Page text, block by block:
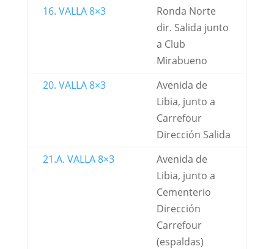
16. VALLA 8×3
Ronda Norte
dir. Salida junto
a Club
Mirabueno
20. VALLA 8×3
Avenida de
Libia, junto a
Carrefour
Dirección Salida
21.A. VALLA 8×3
Avenida de
Libia, junto a
Cementerio
Dirección
Carrefour
(espaldas)